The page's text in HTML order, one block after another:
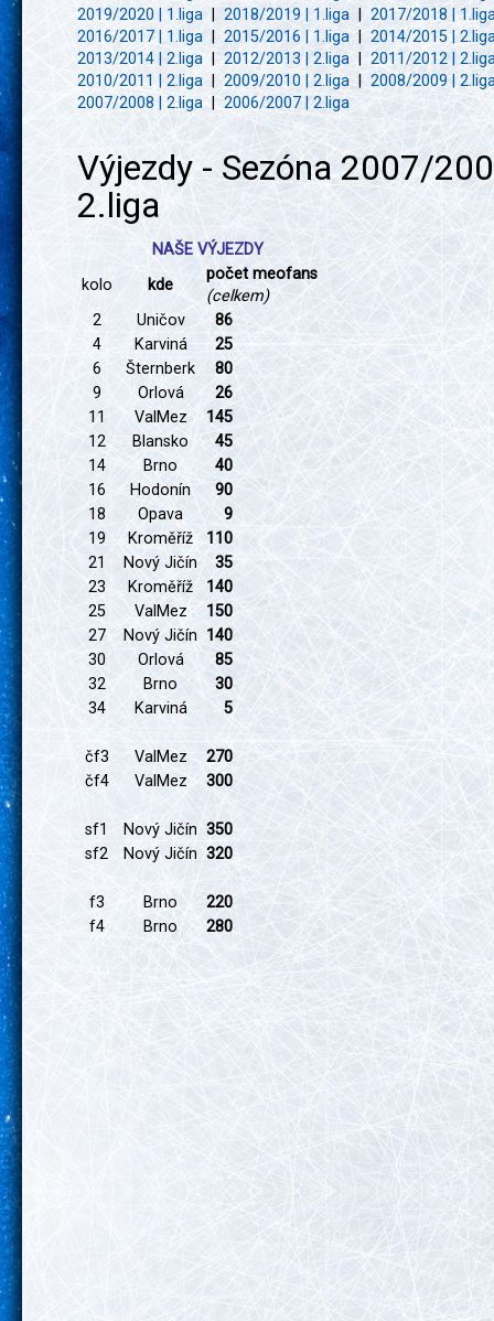
2019/2020 | 1.liga
2018/2019 | 1.liga
2017/2018 |
2016/2017 | 1.liga
2015/2016 | 1.liga| 2014/2015 |
2013/2014 | 2.liga
2012/2013 | 2.liga | 2011/2012 |
2010/2011 | 2.liga |2009/2010 | 2.liga
2008/2009 |
2007/2008 | 2.liga| 2006/2007 | 2.liga
Výjezdy - Sezóna 2007/
2.liga
NAŠE VÝJEZDY
kolo
kde
počet meofans
(celkem)
2
Uničov
86
4
Karviná
25
6
Šternberk
80
9
Orlová
26
11
ValMez
145
12
Blansko
45
14
Brno
40
16
Hodonín
90
18
Opava
9
19
Kroměříž
110
21
Nový Jičín
35
23
Kroměříž
140
25
ValMez
150
27
Nový Jičín 140
30
Orlová
85
32
Brno
30
34
Karviná 5
čf3 ValMez
270
čf4
ValMez 300
sf1 Nový Jičín 350
sf2
Nový Jičín 320
f3 Brno
220
f4
Brno 280